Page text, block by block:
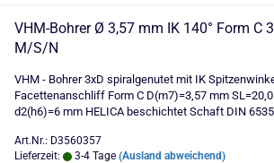
VHM-Bohrer Ø 3,57 mm IK 140° Form C
M/S/N
VHM - Bohrer 3xD spiralgenutet mit IK
Facettenanschliff Form C D(m7)=3,57 mm
d2(h6)=6 mm HELICA beschichtet Schaft DIN
Art.Nr.: D3560357
Lieferzeit:
3-4 Tage (Ausland abweichend)